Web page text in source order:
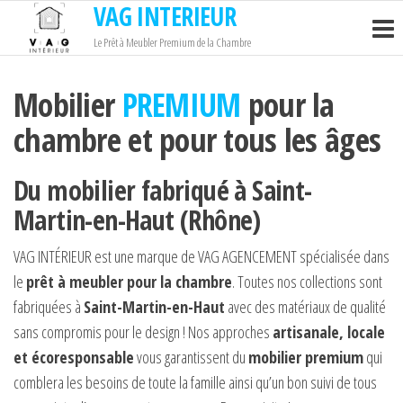
Passer
contenu
VAG INTERIEUR
Le Prêt à Meubler Premium de la Chambre
Mobilier PREMIUM pour la
chambre et pour tous les âges
Du mobilier fabriqué à Saint-
Martin-en-Haut (Rhône)
VAG INTÉRIEUR est une marque de VAG AGENCEMENT spécialisée dans
le prêt à meubler pour la chambre. Toutes nos collections sont
fabriquées à Saint-Martin-en-Haut avec des matériaux de qualité
sans compromis pour le design ! Nos approches artisanale, locale
et écoresponsablevous garantissent du mobilier premiumqui
comblera les besoins de toute la famille ainsi qu’un bon suivi de tous